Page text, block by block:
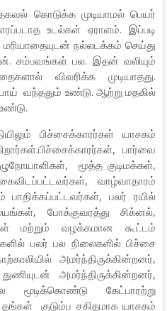
கொடுக்க முடியாமல் பெயர்
உடல்கள் ஏராளம். இப்படி
நல்லடக்கம் செய்து
சம்பவங்கள் பல. இதன் வலியும்
விவரிக்க முடியாதது.
வந்ததும் உண்டு. ஆற்று மதகில்
பிச்சைக்காரர்கள் யாசகம்
பார்வை
மூத்த குடிமக்கள்,
வாழ்வாதாரம்
பலர் ரயில்
போக்குவரத்து சிக்னல்,
மற்றும் வழக்கமான கூட்டம்
பலர் பல நிலைகளில் பிச்சை
அமர்ந்திருக்கின்றனர்,
துணியுடன் அமர்ந்திருக்கின்றனர்,
கேட்பாரற்று
குடும்ப சகிதமாக யாசகம்